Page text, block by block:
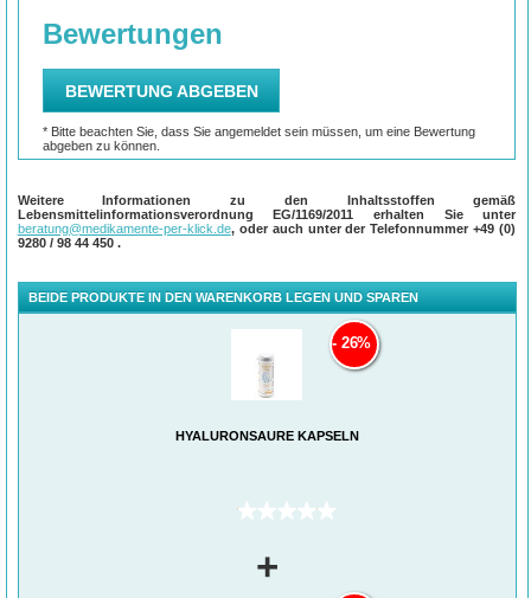
Weitere Informationen zu den Inhaltsstoffen gemäß
Lebensmittelinformationsverordnung EG/1169/2011 erhalten Sie unter
beratung@medikamente-per-klick.de, oder auch unter der Telefonnummer+49 (0)
9280 / 98 44 450 .
BEIDE PRODUKTE IN DEN WARENKORB LEGEN UND SPAREN
HYALURONSÄURE KAPSELN
(0)
26%
+